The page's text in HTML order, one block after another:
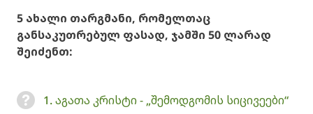
5 ახალი თარგმანი, რომელთაც
განსაკუთრებულ ფასად, ჯამში 50 ლარად
შეიძენთ:
1. აგათა კრისტი - „შემოდგომის სიცივეები“